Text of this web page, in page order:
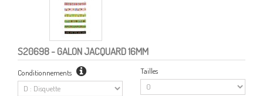
S20698- GALON JACQUARD 16MM
Conditionnements Tailles